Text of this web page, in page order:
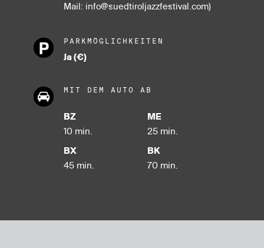
Mail: info@suedtiroljazzfestival.com)
PARKMÖGLICHKEITEN
Ja (€)
MIT DEM AUTO AB
BZ
10 min.
ME
25 min.
BX
45 min.
BK
70 min.